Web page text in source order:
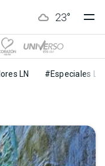
23°
LN #Especiales LN